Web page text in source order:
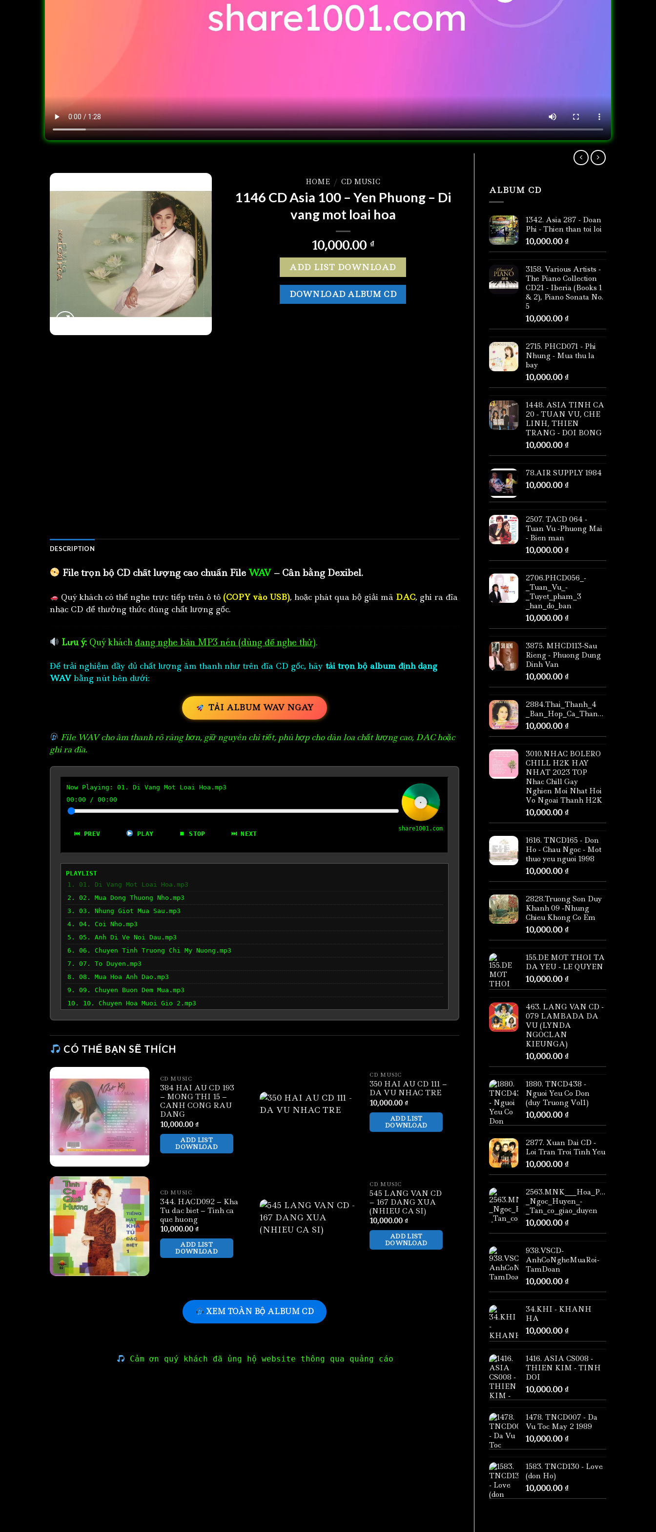
ALBUM CD
1342. Asia 287 - Doan
Phi - Thien than toi loi
10,000.00 ₫
3158. Various Artists -
The Piano Collection
CD21 - Iberia (Books 1
& 2), Piano Sonata No.
5
10,000.00 ₫
2715. PHCD071 - Phi
Nhung - Mua thu la
bay
10,000.00 ₫
1448. ASIA TINH CA
20 - TUAN VU, CHE
LINH, THIEN
TRANG - DOI BONG
10,000.00 ₫
78.AIR SUPPLY 1984
10,000.00 ₫
2507. TACD 064 -
Tuan Vu -Phuong Mai
- Bien man
10,000.00 ₫
2706.PHCD056_-
_Tuan_Vu_-
_Tuyet_pham_3
_han_do_ban
10,000.00 ₫
3875. MHCD113-Sau
Rieng - Phuong Dung
Dinh Van
10,000.00 ₫
2884.Thai_Thanh_4
_Ban_Hop_Ca_Thang_Long
10,000.00 ₫
3010.NHAC BOLERO
CHILL H2K HAY
NHAT 2023 TOP
Nhac Chill Gay
Nghien Moi Nhat Hoi
Vo Ngoai Thanh H2K
10,000.00 ₫
1616. TNCD165 - Don
Ho - Chau Ngoc - Mot
thuo yeu nguoi 1998
10,000.00 ₫
2828.Truong Son Duy
Khanh 09 -Nhung
Chieu Khong Co Em
10,000.00 ₫
155.DE MOT THOI TA
DA YEU - LE QUYEN
10,000.00 ₫
463. LANG VAN CD -
079 LAMBADA DA
VU (LYNDA
NGOCLAN
KIEUNGA)
10,000.00 ₫
1880. TNCD438 -
Nguoi Yeu Co Don
(duy Truong Vol1)
10,000.00 ₫
2877. Xuan Dai CD -
Loi Tran Troi Tinh Yeu
10,000.00 ₫
2563.MNK___Hoa_Phuong_CD_-
_Ngoc_Huyen_-
_Tan_co_giao_duyen
10,000.00 ₫
938.VSCD-
AnhCoNgheMuaRoi-
TamDoan
10,000.00 ₫
34.KHI - KHANH
HA
10,000.00 ₫
1416. ASIA CS008 -
THIEN KIM - TINH
DOI
10,000.00 ₫
1478. TNCD007 - Da
Vu Toc May 2 1989
10,000.00 ₫
1583. TNCD130 - Love
(don Ho)
10,000.00 ₫
HOME / CD MUSIC
1146 CD Asia 100 – Yen Phuong – Di
vang mot loai hoa
10,000.00 ₫
ADD LIST DOWNLOAD
DOWNLOAD ALBUM CD
DESCRIPTION
File trọn bộ CD chất lượng cao chuẩn File WAV– Cân bằng Dexibel.
Quý khách có thể nghe trực tiếp trên ô tô (COPY vào USB), hoặc phát qua bộ giải mã DAC, ghi ra đĩa
nhạc CD để thưởng thức đúng chất lượng gốc.
Lưu ý: Quý khách đang nghe bản MP3 nén (dùng để nghe thử).
Để trải nghiệm đầy đủ chất lượng âm thanh như trên đĩa CD gốc, hãy tải trọn bộ album định dạng
WAV bằng nút bên dưới:
TẢI ALBUM WAV NGAY
File WAV cho âm thanh rõ ràng hơn, giữ nguyên chi tiết, phù hợp cho dàn loa chất lượng cao, DAC hoặc
ghi ra đĩa.
Now Playing: 01. Di Vang Mot Loai Hoa.mp3
00:00 / 00:00
⏮ PREV PLAY ⏹ STOP ⏭ NEXT
share1001.com
PLAYLIST
1. 01. Di Vang Mot Loai Hoa.mp3
2. 02. Mua Dong Thuong Nho.mp3
3. 03. Nhung Giot Mua Sau.mp3
4. 04. Coi Nho.mp3
5. 05. Anh Di Ve Noi Dau.mp3
6. 06. Chuyen Tinh Truong Chi My Nuong.mp3
7. 07. To Duyen.mp3
8. 08. Mua Hoa Anh Dao.mp3
9. 09. Chuyen Buon Dem Mua.mp3
10. 10. Chuyen Hoa Muoi Gio 2.mp3
CÓ THỂ BẠN SẼ THÍCH
CD MUSIC
384 HAI AU CD 193
– MONG THI 15 –
CANH CONG RAU
DANG
10,000.00 ₫
ADD LIST
DOWNLOAD
CD MUSIC
350 HAI AU CD 111 –
DA VU NHAC TRE
10,000.00₫
ADD LIST
DOWNLOAD
CD MUSIC
344. HACD092 – Kha
Tu dac biet – Tinh ca
que huong
10,000.00 ₫
ADD LIST
DOWNLOAD
CD MUSIC
545 LANG VAN CD
– 167 DANG XUA
(NHIEU CA SI)
10,000.00₫
ADD LIST
DOWNLOAD
XEM TOÀN BỘ ALBUM CD
Cảm ơn quý khách đã ủng hộ website thông qua quảng cáo